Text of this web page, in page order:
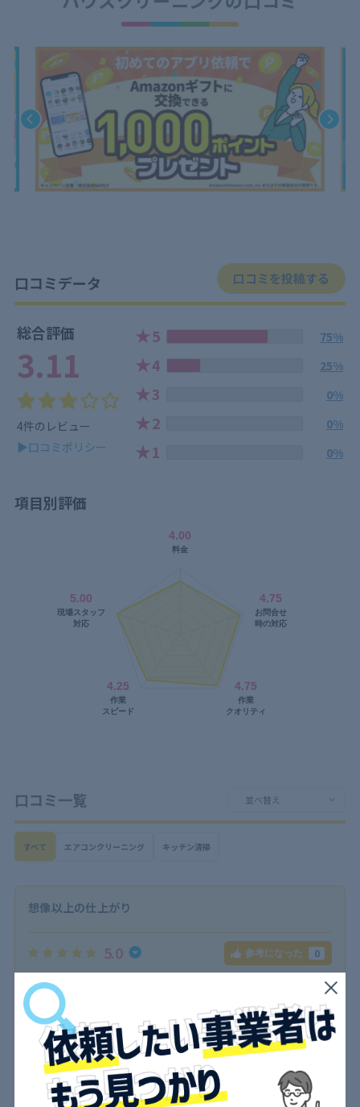
口コミデータ 口コミを投稿する
項目別評価
総合評価
3.11
4件のレビュー
▶口コミポリシー
★5 75%
★4 25%
★3 0%
★2 0%
★1 0%
口コミ一覧
すべて エアコンクリーニング キッチン清掃
想像以上の仕上がり
5.0 参考になった 0
コンロの焦げ付きやシンク周りの水垢がひどく、どうにもな
らなかったので依頼しました。正直、ここまで丁寧にやって
くれるとは思わず驚きました。シンクは研磨のうえフッ素コ
ートまでしてくれて、水はじきが見違えるほど。作業員さん
もとても礼儀正しく、説明も明確でした。
キッチン清掃
投稿日：2025/01/18 投稿者：ナッチ